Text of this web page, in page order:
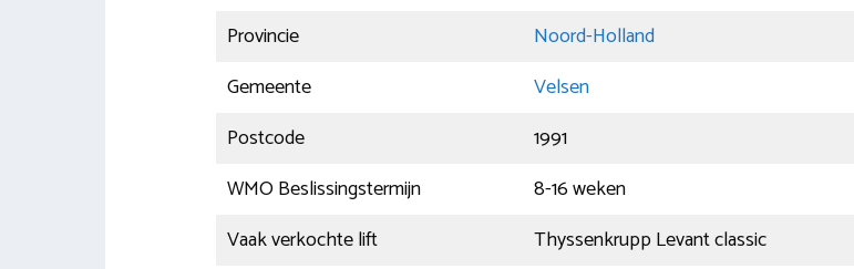
Provincie
Noord-Holland
Gemeente
Velsen
Postcode
1991
WMO Beslissingstermijn
8-16 weken
Vaak verkochte lift
Thyssenkrupp Levant classic